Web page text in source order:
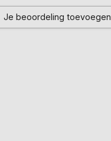
Je beoordeling toevoegen